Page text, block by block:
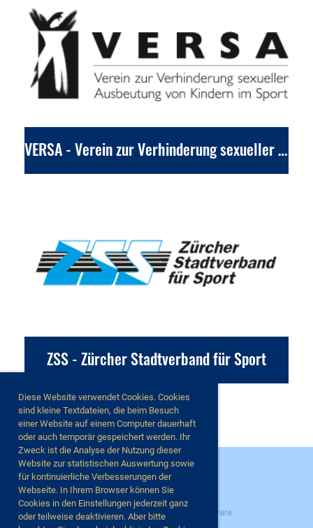
Diese Website verwendet Cookies. Cookies
sind kleine Textdateien, die beim Besuch
einer Website auf einem Computer dauerhaft
oder auch temporär gespeichert werden. Ihr
Zweck ist die Analyse der Nutzung dieser
Website zur statistischen Auswertung sowie
für kontinuierliche Verbesserungen der
Webseite. In Ihrem Browser können Sie
Cookies in den Einstellungen jederzeit ganz
oder teilweise deaktivieren. Aber bitte
VERSA - Verein zur Verhinderung sexueller Ausbeutung von Kindern im Sport
ZSS - Zürcher Stadtverband für Sport
© FFC Lionesses
Erstellt mit ClubDesk Vereinssoftware